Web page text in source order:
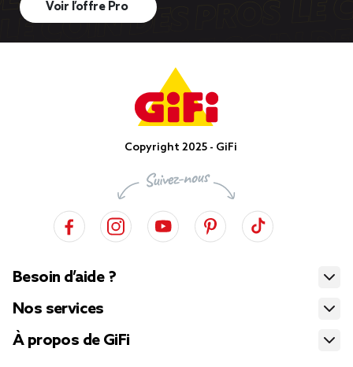
Voir l’offre Pro
Copyright 2025 - GiFi
Besoin d’aide ?
Nos services
À propos de GiFi